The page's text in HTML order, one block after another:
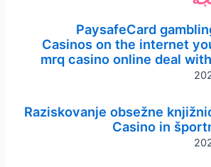
u
t
u
b
l
e
r
a
t
a
PaysafeCard
Casinos on the internet
mrq casino online deal
Raziskovanje obsežne
Casino in